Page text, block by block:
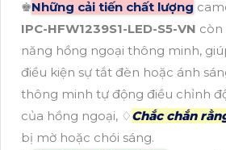
♚Những cải tiến chất lượng
IPC-HFW1239S1-LED-S5-VN còn
năng hồng ngoại thông minh,
điều kiện sự tắt đèn hoặc ánh
thông minh tự động điều chỉnh
của hồng ngoại, ♢Chắc chắn
bị mờ hoặc chói sáng.